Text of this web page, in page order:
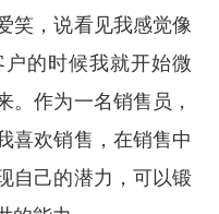
笑，说看见我感觉像
的时候我就开始微
。作为一名销售员，
喜欢销售，在销售中
自己的潜力，可以锻